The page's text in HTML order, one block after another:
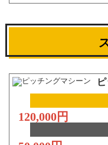
120,000円